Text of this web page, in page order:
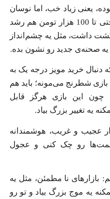
تومن بوده، یعنی زیاد خب، اما نوسان
بروز مویز بدون هسته سیاه حتی تا 100 هزار تومن هم رشد
تومنش برگشت داشت، مثل یه چشم‌انداز
صحنه‌ی جدید رو نشون بده.
که دنبال خرید مویز درجه یک به
شطرنج می‌مونه؛ باید هم
این بازی هرگز قابل
یه تغییر بزرگ بیاد.
عجیب و غریب، هوشمندانه
رو چک کنی و عجول
بازارهای نا مطمئن، مثل یه
یه موج بزرگ بیاد و تو رو